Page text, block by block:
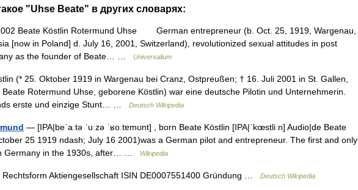
"Uhse Beate" в других словарях:
Beate Köstlin Rotermund Uhse German entrepreneur (b. Oct. 25, 1919, Wargenau,
[now in Poland] d. July 16, 2001, Switzerland), revolutionized sexual attitudes in post
as the founder of Beate… …
Universalium
(* 25. Oktober 1919 in Wargenau bei Cranz, Ostpreußen; † 16. Juli 2001 in St. Gallen,
Rotermund Uhse, geborene Köstlin) war eine deutsche Pilotin und Unternehmerin.
erste und einzige Stunt… …
Deutsch Wikipedia
— [IPA|beˈaːtə ˈuːzə ˈʁoːtɐmʊnt] , born Beate Köstlin [IPA|ˈkœstliːn] Audio|de Beate
25 1919 ndash; July 16 2001)was a German pilot and entrepreneur. The first and only
Germany in the 1930s, after… …
Wikipedia
Aktiengesellschaft ISIN DE0007551400 Gründung … Deutsch Wikipedia